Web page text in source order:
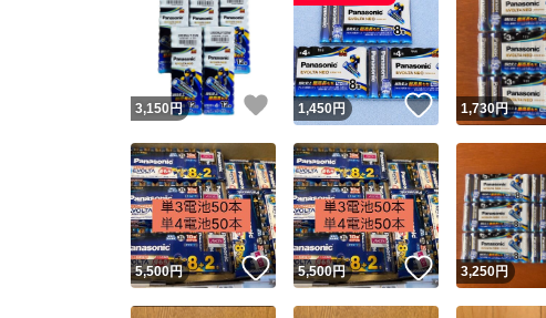
3,150 円 いいね！
1,450円 いいね！
1,730円
5,500円 いいね！
5,500円 いいね！
3,250円